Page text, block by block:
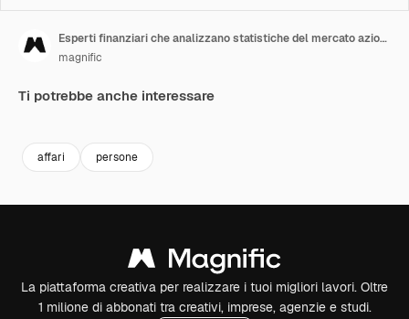
Esperti finanziari che analizzano statistiche del mercato azionario
magnific
Ti potrebbe anche interessare
affari persone
La piattaforma creativa per realizzare i tuoi migliori lavori. Oltre
1 milione di abbonati tra creativi, imprese, agenzie e studi.